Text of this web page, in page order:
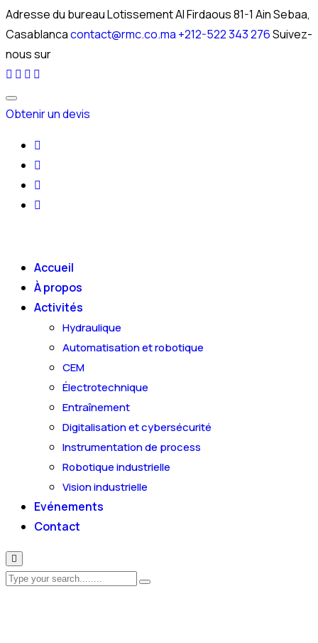
Adresse du bureauLotissement Al Firdaous 81-1 Ain Sebaa,
Casablancacontact@rmc.co.ma +212-522 343 276Suivez-
nous sur
Obtenir un devis
Accueil
À propos
Activités
Hydraulique
Automatisation et robotique
CEM
Électrotechnique
Entraînement
Digitalisation et cybersécurité
Instrumentation de process
Robotique industrielle
Vision industrielle
Evénements
Contact